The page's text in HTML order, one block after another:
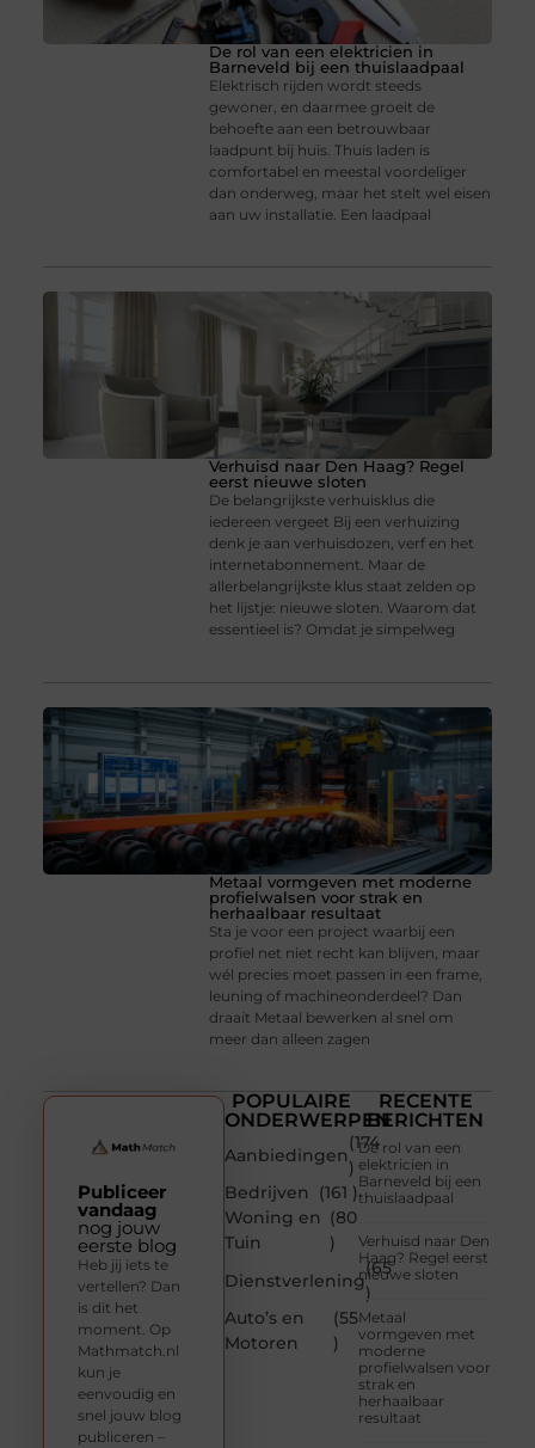
De rol van een elektricien in
Barneveld bij een thuislaadpaal
Elektrisch rijden wordt steeds
gewoner, en daarmee groeit de
behoefte aan een betrouwbaar
laadpunt bij huis. Thuis laden is
comfortabel en meestal voordeliger
dan onderweg, maar het stelt wel eisen
aan uw installatie. Een laadpaal
Verhuisd naar Den Haag? Regel
eerst nieuwe sloten
De belangrijkste verhuisklus die
iedereen vergeet Bij een verhuizing
denk je aan verhuisdozen, verf en het
internetabonnement. Maar de
allerbelangrijkste klus staat zelden op
het lijstje: nieuwe sloten. Waarom dat
essentieel is? Omdat je simpelweg
Metaal vormgeven met moderne
profielwalsen voor strak en
herhaalbaar resultaat
Sta je voor een project waarbij een
profiel net niet recht kan blijven, maar
wél precies moet passen in een frame,
leuning of machineonderdeel? Dan
draait Metaal bewerken al snel om
meer dan alleen zagen
POPULAIRE
ONDERWERPEN
Aanbiedingen
(174
)
Bedrijven
(161 )
Woning en
Tuin
(80
)
Dienstverlening
(65
)
Auto’s en
Motoren
(55
)
RECENTE
BERICHTEN
De rol van een
elektricien in
Barneveld bij een
thuislaadpaal
Verhuisd naar Den
Haag? Regel eerst
nieuwe sloten
Metaal
vormgeven met
moderne
profielwalsen voor
strak en
herhaalbaar
resultaat
Publiceer
vandaag
nog jouw
eerste blog
Heb jij iets te
vertellen? Dan
is dit het
moment. Op
Mathmatch.nl
kun je
eenvoudig en
snel jouw blog
publiceren –